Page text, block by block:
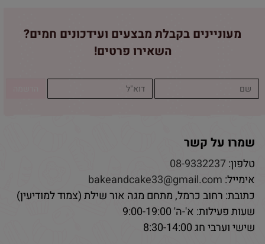
מעוניינים בקבלת מבצעים ועידכונים חמים?
השאירו פרטים!
שמרו על קשר
טלפון:08-9332237
אימייל: bakeandcake33@gmail.com
כתובת: רחוב כרמל, מתחם מגה אור שילת (צמוד למודיעין)
שעות פעילות: א'-ה' 9:00-19:00
שישי וערבי חג 8:30-14:00